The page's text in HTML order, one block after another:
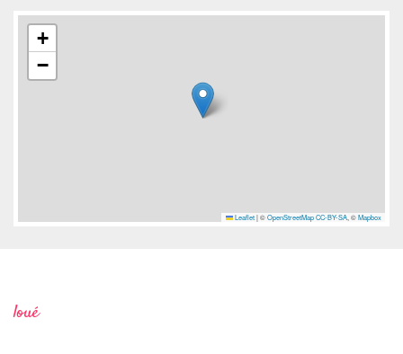
+
−
Leaflet |©OpenStreetMap CC-BY-SA, ©Mapbox
loué